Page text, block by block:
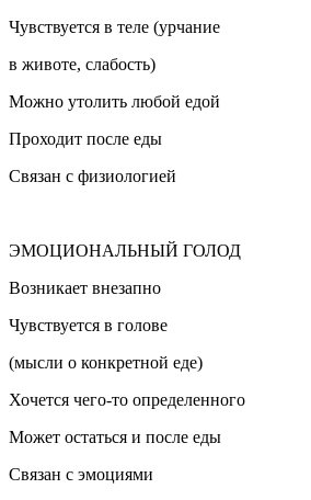
Чувствуется в теле (урчание
в животе, слабость)
Можно утолить любой едой
Проходит после еды
Связан с физиологией
ЭМОЦИОНАЛЬНЫЙ ГОЛОД
Возникает внезапно
Чувствуется в голове
(мысли о конкретной еде)
Хочется чего-то определенного
Может остаться и после еды
Связан с эмоциями